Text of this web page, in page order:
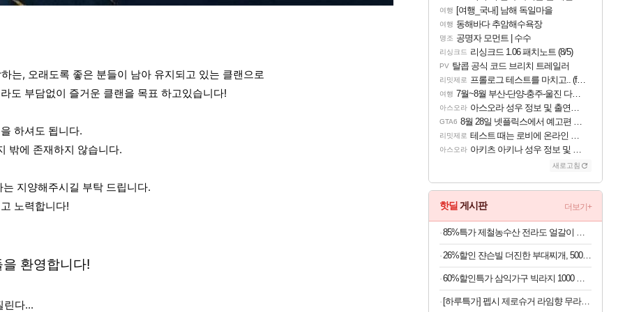
는, 오래도록 좋은 분들이 남아 유지되고 있는 클랜으로
도 부담없이 즐거운 클랜을 목표 하고있습니다!
하셔도 됩니다.
밖에 존재하지 않습니다.
지양해주시길 부탁 드립니다.
노력합니다!
환영합니다!
린다...
여행 [여행_국내] 남해 독일마을
여행 동해바다 추암해수욕장
명조 공명자 모먼트 | 수수
리싱크드 리싱크드 1.06 패치노트 (8/5)
PV 탈콥 공식 코드 브리치 트레일러
리밋제로 프롤로그 테스트를 마치고.. (feat. 리아)
여행 7월~8월 부산-단양-충주-울진 다녀왔어요~
아스오라 아스오라 성우 정보 및 출연작 모음
GTA6 8월 28일 넷플릭스에서 예고편 공개 예정
리밋제로 테스트 때는 로비에 온라인 기능이 있는데
아스오라 아키츠 아키나 성우 정보 및 주요 필모
새로고침
핫딜 게시판 더보기+
85%특가 제철농수산 전라도 얼갈이 김치, 2kg, 1개
26%할인 쟌슨빌 더진한 부대찌개, 500g, 3개
60%할인특가 삼익가구 빅라지 1000 광폭 초대형 서랍장, 화이트+오크, 1000mm, 5단
[하루특가] 펩시 제로슈거 라임향 무라벨, 300ml, 20개